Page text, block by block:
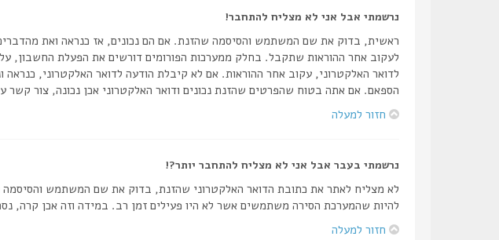
נרשמתי אבל אני לא מצליח להתחבר!
לעקוב אחר ההוראות שתקבל. בחלק ממערכות הפורומים דורשים את הפעלת החשבון,
לדואר האלקטרוני, עקוב אחר ההוראות. אם לא קיבלת הודעה לדואר האלקטרוני,
הספאם. אם אתה בטוח שהפרטים שהזנת נכונים ודואר האלקטרוני אכן נכונה, צור קשר
חזור למעלה
נרשמתי בעבר אבל אני לא מצליח להתחבר יותר?!
לא מצליח לאתר את כתובת הדואר האלקטרוני שהזנת, בדוק את שם המשתמש והסיסמה
להיות שהמערכת הסירה משתמשים אשר לא היו פעילים זמן רב. במידה וזה אכן קרה,
חזור למעלה